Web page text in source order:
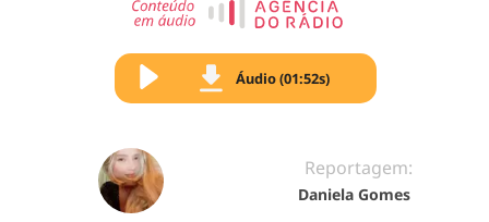
Áudio (01:52s)
Reportagem:
Daniela Gomes